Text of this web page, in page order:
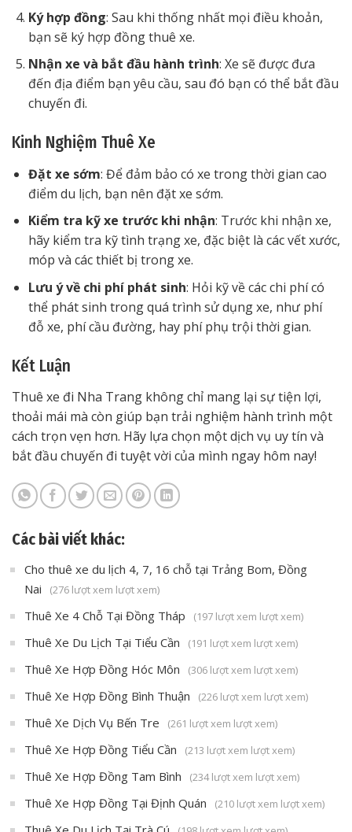
Ký hợp đồng: Sau khi thống nhất mọi điều khoản,
bạn sẽ ký hợp đồng thuê xe.
Nhận xe và bắt đầu hành trình: Xe sẽ được đưa
đến địa điểm bạn yêu cầu, sau đó bạn có thể bắt đầu
chuyến đi.
Kinh Nghiệm Thuê Xe
Đặt xe sớm: Để đảm bảo có xe trong thời gian cao
điểm du lịch, bạn nên đặt xe sớm.
Kiểm tra kỹ xe trước khi nhận: Trước khi nhận xe,
hãy kiểm tra kỹ tình trạng xe, đặc biệt là các vết xước,
móp và các thiết bị trong xe.
Lưu ý về chi phí phát sinh: Hỏi kỹ về các chi phí có
thể phát sinh trong quá trình sử dụng xe, như phí
đỗ xe, phí cầu đường, hay phí phụ trội thời gian.
Kết Luận
Thuê xe đi Nha Trang không chỉ mang lại sự tiện lợi,
thoải mái mà còn giúp bạn trải nghiệm hành trình một
cách trọn vẹn hơn. Hãy lựa chọn một dịch vụ uy tín và
bắt đầu chuyến đi tuyệt vời của mình ngay hôm nay!
Các bài viết khác:
Cho thuê xe du lịch 4, 7, 16 chỗ tại Trảng Bom, Đồng
Nai
(276 lượt xem lượt xem)
Thuê Xe 4 Chỗ Tại Đồng Tháp (197 lượt xem lượt xem)
Thuê Xe Du Lịch Tại Tiểu Cần (191 lượt xem lượt xem)
Thuê Xe Hợp Đồng Hóc Môn (306 lượt xem lượt xem)
Thuê Xe Hợp Đồng Bình Thuận (226 lượt xem lượt xem)
Thuê Xe Dịch Vụ Bến Tre (261 lượt xem lượt xem)
Thuê Xe Hợp Đồng Tiểu Cần (213 lượt xem lượt xem)
Thuê Xe Hợp Đồng Tam Bình (234 lượt xem lượt xem)
Thuê Xe Hợp Đồng Tại Định Quán (210 lượt xem lượt xem)